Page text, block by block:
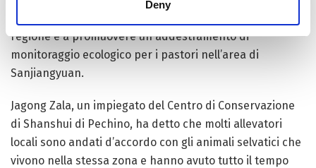
Deny
regione e a promuovere un addestramento di
monitoraggio ecologico per i pastori nell’area di
Sanjiangyuan.
Jagong Zala, un impiegato del Centro di Conservazione
di Shanshui di Pechino, ha detto che molti allevatori
locali sono andati d’accordo con gli animali selvatici che
vivono nella stessa zona e hanno avuto tutto il tempo